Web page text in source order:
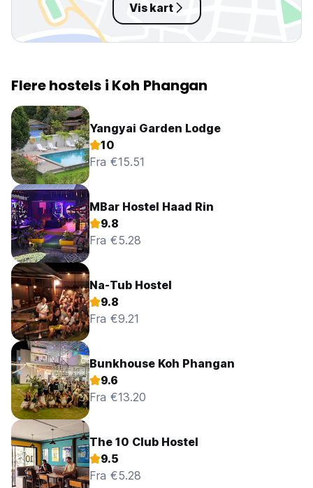
Vis kart
Flere hostels i Koh Phangan
Yangyai Garden Lodge
10
Fra €15.51
MBar Hostel Haad Rin
9.8
Fra €5.28
Na-Tub Hostel
9.8
Fra €9.21
Bunkhouse Koh Phangan
9.6
Fra €13.20
The 10 Club Hostel
9.5
Fra €5.28